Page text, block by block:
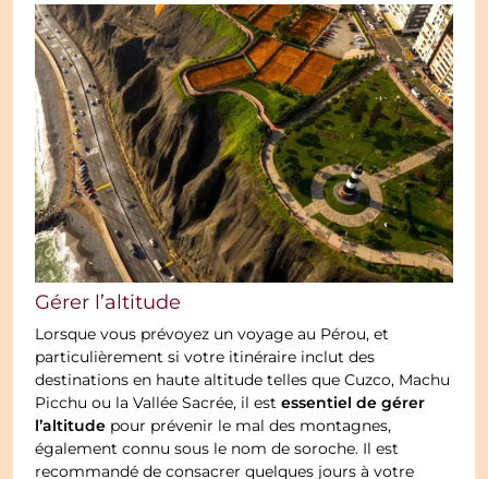
Gérer l’altitude
Lorsque vous prévoyez un voyage au Pérou, et
particulièrement si votre itinéraire inclut des
destinations en haute altitude telles que Cuzco, Machu
Picchu ou la Vallée Sacrée, il estessentiel de gérer
l’altitude pour prévenir le mal des montagnes,
également connu sous le nom de soroche. Il est
recommandé de consacrer quelques jours à votre